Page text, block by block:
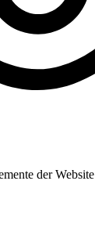
der Website